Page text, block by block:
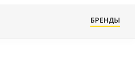
БРЕНДЫ